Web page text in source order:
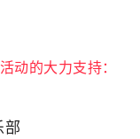
动的大力支持：
部